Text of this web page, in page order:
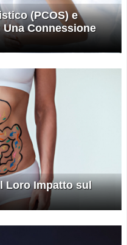
(PCOS) e
Connessione
Loro Impatto sul